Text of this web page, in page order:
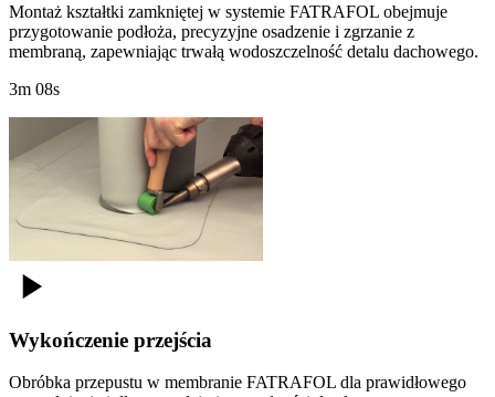
Montaż kształtki zamkniętej w systemie FATRAFOL obejmuje
przygotowanie podłoża, precyzyjne osadzenie i zgrzanie z
membraną, zapewniając trwałą wodoszczelność detalu dachowego.
3m 08s
Wykończenie przejścia
Obróbka przepustu w membranie FATRAFOL dla prawidłowego